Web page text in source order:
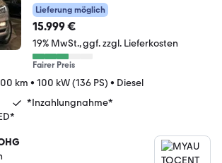
Lieferung möglich
15.999 €
19% MwSt. ggf. zzgl. Lieferkosten
Fairer Preis
km • 100 kW (136 PS) • Diesel
*Inzahlungnahme*